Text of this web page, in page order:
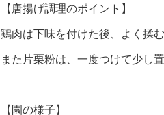
【唐揚げ調理のポイント】
鶏肉は下味を付けた後、よく揉
また片栗粉は、一度つけて少し
【園の様子】